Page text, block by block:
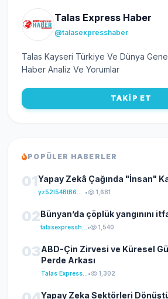
Talas Express Haber
@talasexpresshaber
Talas Kayseri Türkiye Ve Dünya
Haber Analiz Ve Yorumlar
TAKİP ET
POPÜLER HABERLER
01Yapay Zekâ Çağında "İnsan"
• 1,681
02Bünyan’da çöplük yangınını
• 1,540
03ABD-Çin Zirvesi ve Küresel
Perde Arkası
• 1,302
Yapay Zeka Sektörleri